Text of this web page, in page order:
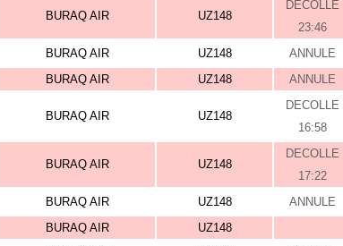
BURAQ AIR UZ148
DECOLLE
23:46
BURAQ AIR UZ148
ANNULE
BURAQ AIR UZ148 ANNULE
BURAQ AIR UZ148
DECOLLE
16:58
BURAQ AIR UZ148
DECOLLE
17:22
BURAQ AIR UZ148
ANNULE
BURAQ AIR
UZ148